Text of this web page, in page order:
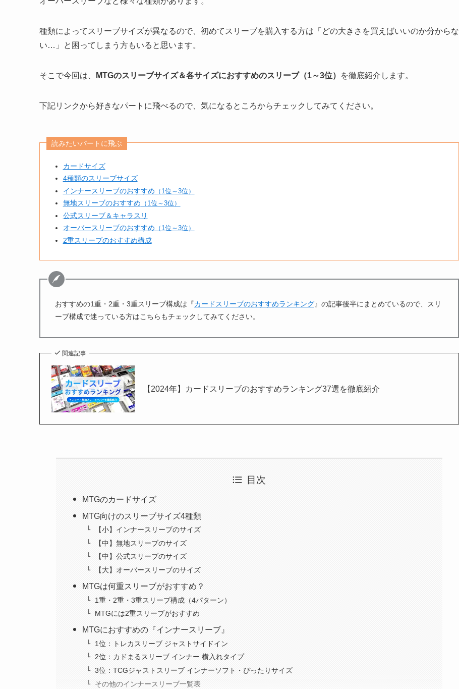
種類によってスリーブサイズが異なるので、初めてスリーブを購入する方は「どの大きさを買えばいいのか分からな
い…」と困ってしまう方もいると思います。
そこで今回は、 MTGのスリーブサイズ＆各サイズにおすすめのスリーブ（1～3位） を徹底紹介します。
下記リンクから好きなパートに飛べるので、気になるところからチェックしてみてください。
読みたいパートに飛ぶ
カードサイズ
4種類のスリーブサイズ
インナースリーブのおすすめ （1位～3位）
無地スリーブのおすすめ （1位～3位）
公式スリーブ＆キャラスリ
オーバースリーブのおすすめ （1位～3位）
2重スリーブのおすすめ構成
おすすめの1重・2重・3重スリーブ構成は『カードスリーブのおすすめランキング』の記事後半にまとめているので、スリ
ーブ構成で迷っている方はこちらもチェックしてみてください。
関連記事
【2024年】カードスリーブのおすすめランキング37選を徹底紹介
目次
MTGのカードサイズ
MTG向けのスリーブサイズ4種類
【小】インナースリーブのサイズ
【中】無地スリーブのサイズ
【中】公式スリーブのサイズ
【大】オーバースリーブのサイズ
MTGは何重スリーブがおすすめ？
1重・2重・3重スリーブ構成（4パターン）
MTGには2重スリーブがおすすめ
MTGにおすすめの『インナースリーブ』
1位：トレカスリーブ ジャストサイドイン
2位：カドまるスリーブ インナー 横入れタイプ
3位：TCGジャストスリーブ インナーソフト・ぴったりサイズ
その他のインナースリーブ一覧表